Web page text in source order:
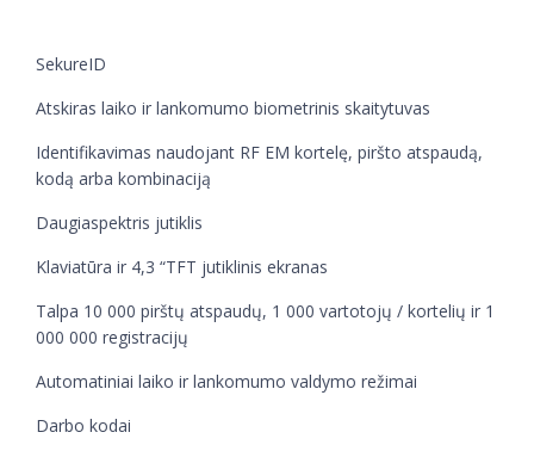
SekureID
Atskiras laiko ir lankomumo biometrinis skaitytuvas
Identifikavimas naudojant RF EM kortelę, piršto atspaudą,
kodą arba kombinaciją
Daugiaspektris jutiklis
Klaviatūra ir 4,3 “TFT jutiklinis ekranas
Talpa 10 000 pirštų atspaudų, 1 000 vartotojų / kortelių ir 1
000 000 registracijų
Automatiniai laiko ir lankomumo valdymo režimai
Darbo kodai